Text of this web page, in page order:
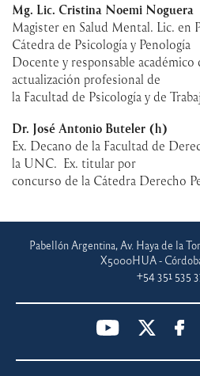
Mg. Lic. Cristina Noemi Noguera
Magister en Salud Mental. Lic. en
Cátedra de Psicología y Penología
Docente y responsable
actualización profesional de
la Facultad de Psicología y de
Dr. José Antonio Buteler (h)
Ex. Decano de la Facultad de
la UNC. Ex. titular por
concurso de la Cátedra Derecho
Pabellón Argentina, Av. Haya de la
X5000HUA -
+54 351 535